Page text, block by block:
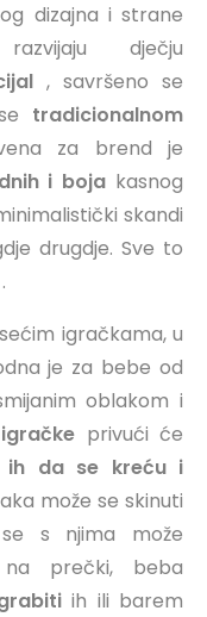
dizajna i strane
razvijaju dječju
, savršeno se
tradicionalnom
za brend je
i boja kasnog
skandi
drugdje. Sve to
.
igračkama, u
je za bebe od
oblakom i
privući će
ih da se kreću i
može se skinuti
s njima može
prečki, beba
ih ili barem